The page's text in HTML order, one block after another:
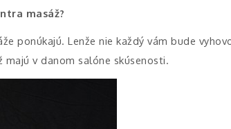
masáž?
ponúkajú. Lenže nie každý vám bude
majú v danom salóne skúsenosti.